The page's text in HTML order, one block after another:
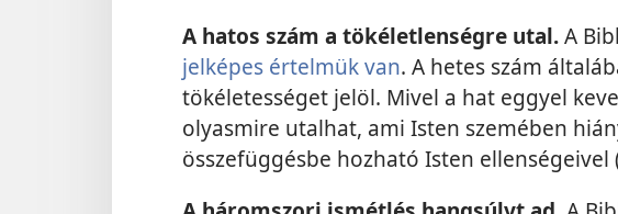
A hatos szám a tökéletlenségre utal.A
jelképes értelmük van. A hetes szám
tökéletességet jelöl. Mivel a hat eggyel
olyasmire utalhat, ami Isten szemében
összefüggésbe hozható Isten ellenségeivel